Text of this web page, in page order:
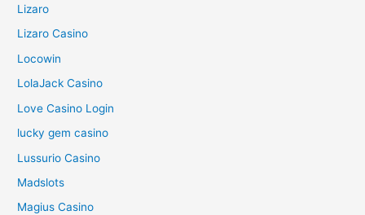
Lizaro
Lizaro Casino
Locowin
LolaJack Casino
Love Casino Login
lucky gem casino
Lussurio Casino
Madslots
Magius Casino